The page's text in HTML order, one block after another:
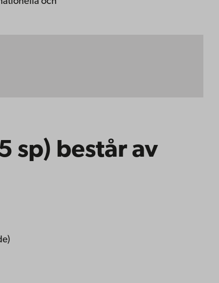
sp) består av